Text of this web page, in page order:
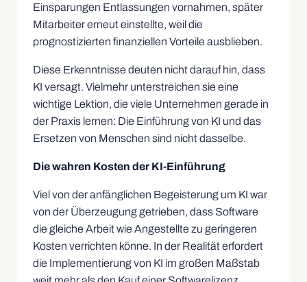
Einsparungen Entlassungen vornahmen, später
Mitarbeiter erneut einstellte, weil die
prognostizierten finanziellen Vorteile ausblieben.
Diese Erkenntnisse deuten nicht darauf hin, dass
KI versagt. Vielmehr unterstreichen sie eine
wichtige Lektion, die viele Unternehmen gerade in
der Praxis lernen: Die Einführung von KI und das
Ersetzen von Menschen sind nicht dasselbe.
Die wahren Kosten der KI-Einführung
Viel von der anfänglichen Begeisterung um KI war
von der Überzeugung getrieben, dass Software
die gleiche Arbeit wie Angestellte zu geringeren
Kosten verrichten könne. In der Realität erfordert
die Implementierung von KI im großen Maßstab